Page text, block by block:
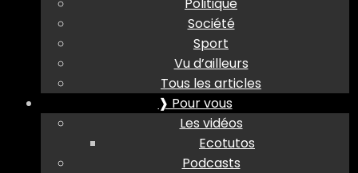
Société
Sport
Vu d’ailleurs
Tous les articles
❱ Pour vous
Les vidéos
Ecotutos
Podcasts